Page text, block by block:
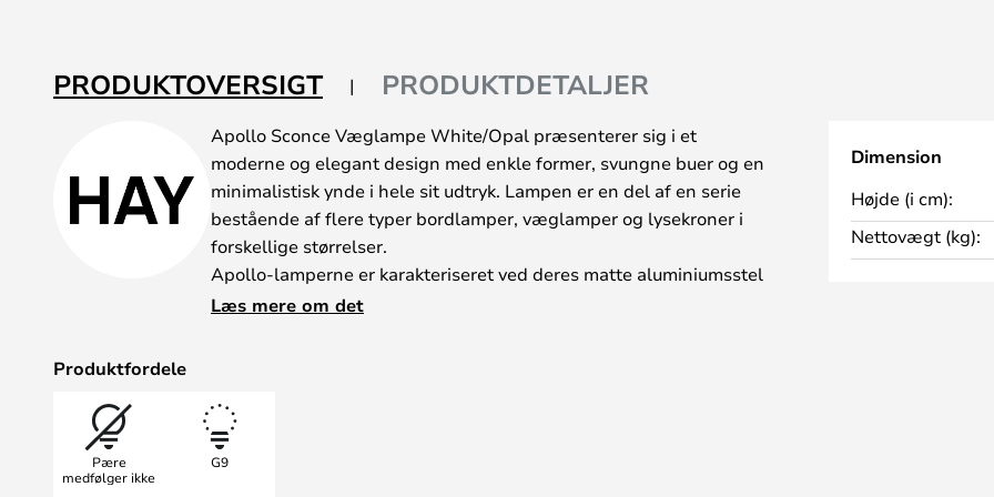
PRODUKTOVERSIGT PRODUKTDETALJER
Apollo Sconce Væglampe White/Opal præsenterer sig i et
moderne og elegant design med enkle former, svungne buer og en
minimalistisk ynde i hele sit udtryk. Lampen er en del af en serie
bestående af flere typer bordlamper, væglamper og lysekroner i
forskellige størrelser.
Apollo-lamperne er karakteriseret ved deres matte aluminiumsstel
og enkle, hvide skærme af mundblæst glas. Da skærmene er åbne i
så der skabes et harmonisk baggrundslys. Samtidig trænger lyset
igennem det hvide glas, så det kan skinne ud til alle sider. Apollo-
seriens gennemførte stil gør lamperne nemme at kombinere på
Læs mere om det
Produktfordele
Pære
medfølger ikke
G9
Dimension
Højde (i cm):
Nettovægt (kg):